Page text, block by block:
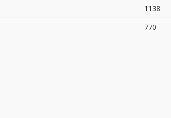
1138
770